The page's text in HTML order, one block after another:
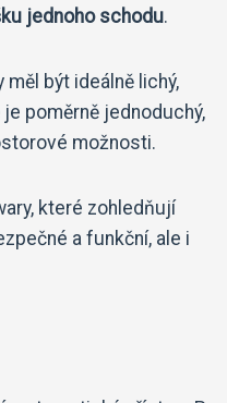
jednoho schodu.
být ideálně lichý,
poměrně jednoduchý,
možnosti.
které zohledňují
a funkční, ale i